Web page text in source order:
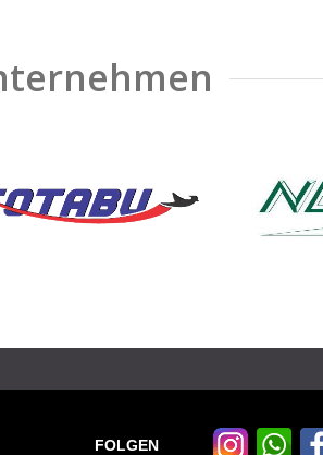
FOLGEN